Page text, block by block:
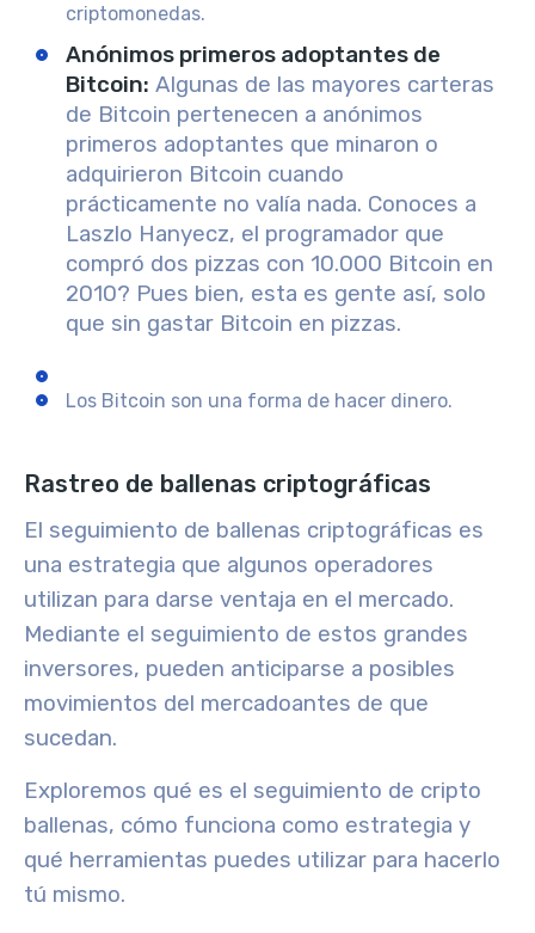
criptomonedas.
Anónimos primeros adoptantes de
Bitcoin: Algunas de las mayores carteras
de Bitcoin pertenecen a anónimos
primeros adoptantes que minaron o
adquirieron Bitcoin cuando
prácticamente no valía nada. Conoces a
Laszlo Hanyecz, el programador que
compró dos pizzas con 10.000 Bitcoin en
2010? Pues bien, esta es gente así, solo
que sin gastar Bitcoin en pizzas.
Los Bitcoin son una forma de hacer dinero.
Rastreo de ballenas criptográficas
El seguimiento de ballenas criptográficas es
una estrategia que algunos operadores
utilizan para darse ventaja en el mercado.
Mediante el seguimiento de estos grandes
inversores, pueden anticiparse a posibles
movimientos del mercadoantes de que
sucedan.
Exploremos qué es el seguimiento de cripto
ballenas, cómo funciona como estrategia y
qué herramientas puedes utilizar para hacerlo
tú mismo.